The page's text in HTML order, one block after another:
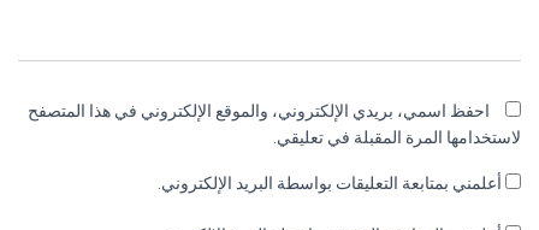
احفظ اسمي، بريدي الإلكتروني، والموقع الإلكتروني في هذا المتصفح
لاستخدامها المرة المقبلة في تعليقي.
أعلمني بمتابعة التعليقات بواسطة البريد الإلكتروني.